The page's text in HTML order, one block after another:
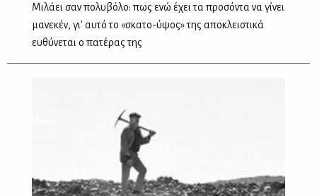
Μιλάει σαν πολυβόλο: πως ενώ έχει τα προσόντα να γίνει
μανεκέν, γι' αυτό το «σκατο-ύψος» της αποκλειστικά
ευθύνεται ο πατέρας της